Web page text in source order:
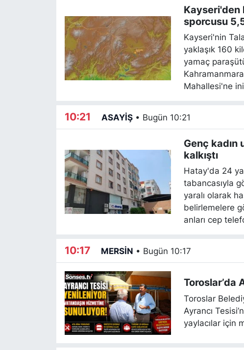
Kayseri'den
sporcusu
Kayseri'nin
yaklaşık 160
yamaç
Mahallesi'ne
10:21 ASAYİŞ• Bugün 10:21
Genç kadın
kalkıştı
Hatay'da 24
tabancasıyla
yaralı olarak
belirlemelere
anları cep
10:17 MERSİN • Bugün 10:17
Toroslar’da
Toroslar
Ayrancı
yaylacılar için